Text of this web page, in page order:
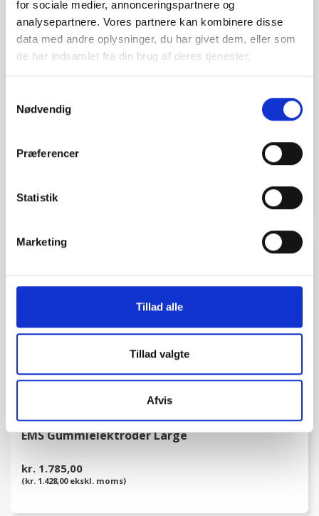
for sociale medier, annonceringspartnere og
analysepartnere. Vores partnere kan kombinere disse
data med andre oplysninger, du har givet dem, eller som
de har indsamlet fra din brug af deres tjenester.
Nødvendig
Præferencer
Statistik
Marketing
Tillad alle
Tillad valgte
Afvis
Ultralyd/Interferens
EMS Gummielektroder Large
kr. 1.785,00
(kr. 1.428,00 ekskl. moms)
favorite_border